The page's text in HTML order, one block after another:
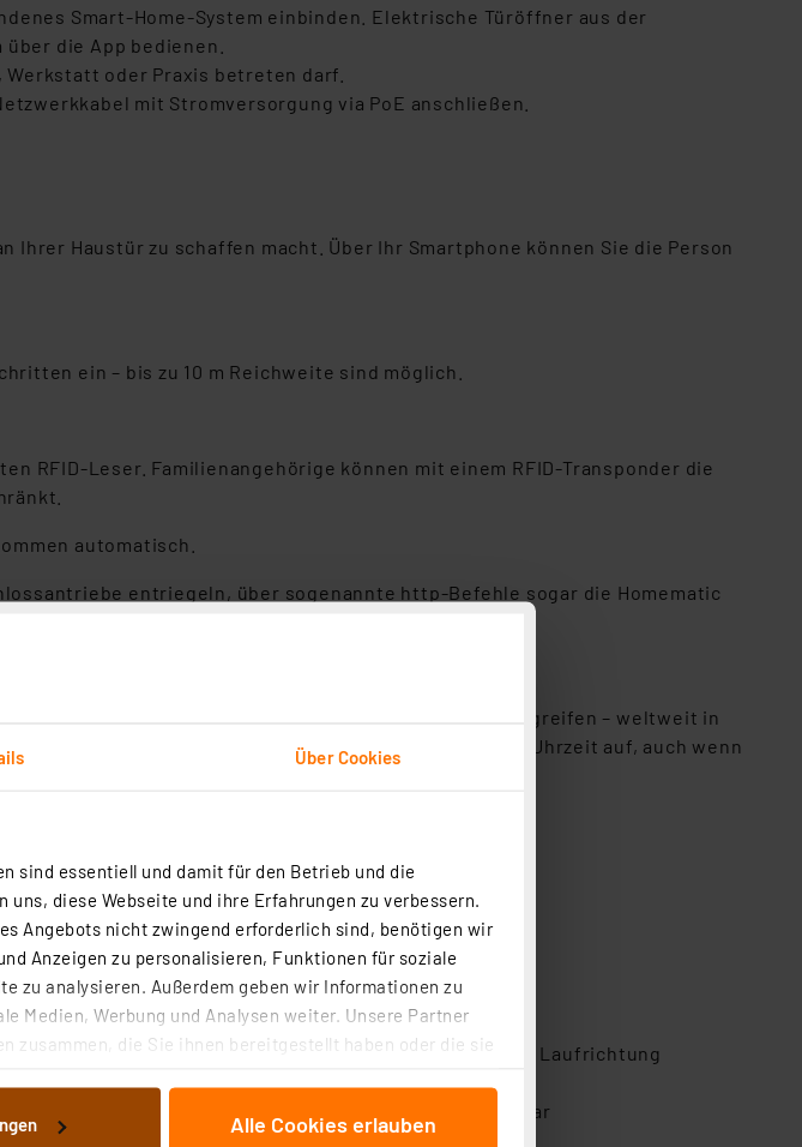
Über Cookies
sind essentiell und damit für den Betrieb und die
diese Webseite und ihre Erfahrungen zu verbessern.
Angebots nicht zwingend erforderlich sind, benötigen wir
Anzeigen zu personalisieren, Funktionen für soziale
zu analysieren. Außerdem geben wir Informationen zu
Medien, Werbung und Analysen weiter. Unsere Partner
zusammen, die Sie ihnen bereitgestellt haben oder die sie
Ihnen ausgewählten Verarbeitungszwecke (Art. 6
Alle Cookies erlauben
Smart-Home-System einbinden. Elektrische Türöffner aus der
die App bedienen.
oder Praxis betreten darf.
mit Stromversorgung via PoE anschließen.
Haustür zu schaffen macht. Über Ihr Smartphone können Sie die Person
ein – bis zu 10 m Reichweite sind möglich.
RFID-Leser. Familienangehörige können mit einem RFID-Transponder die
automatisch.
entriegeln, über sogenannte http-Befehle sogar die Homematic
Internetverbindung jederzeit auf die Türstation zugreifen – weltweit in
Die Besucherhistorie zeichnet Bild, Datum und Uhrzeit auf, auch wenn
Zusatzfunktion).
Mikrofon für exzellente Echtzeitbilder mit Ton
A1072 erforderlich
abdeckbar
Schalten der Außenbeleuchtung bei Dunkelheit, Laufrichtung
Montageplatte, nicht mit Standardwerkzeug demontierbar